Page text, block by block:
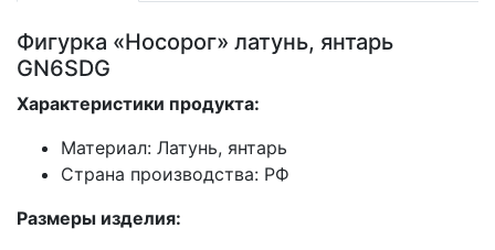
Фигурка «Носорог» латунь, янтарь
GN6SDG
Характеристики продукта:
Материал: Латунь, янтарь
Страна производства: РФ
Размеры изделия: